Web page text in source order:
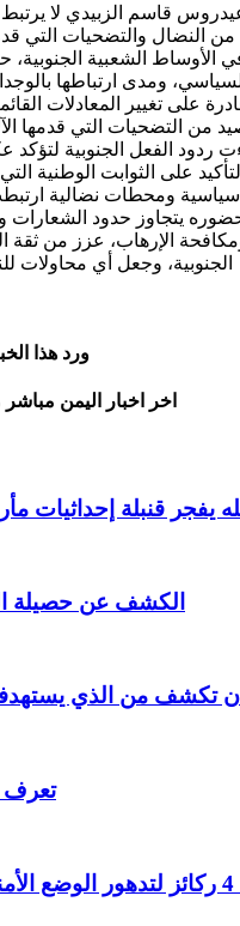
قاسم الزبيدي لا يرتبط
الأوساط الشعبية
على تغيير المعادلات
الفعل الجنوبية
ومحطات نضالية
الإرهاب، عزز من ثقة
الجنوبية، وجعل أي محاولات
ورد هذا
اخر اخبار اليمن
يفجر قنبلة
الكشف عن حصيلة
تكشف من الذي
تعرف